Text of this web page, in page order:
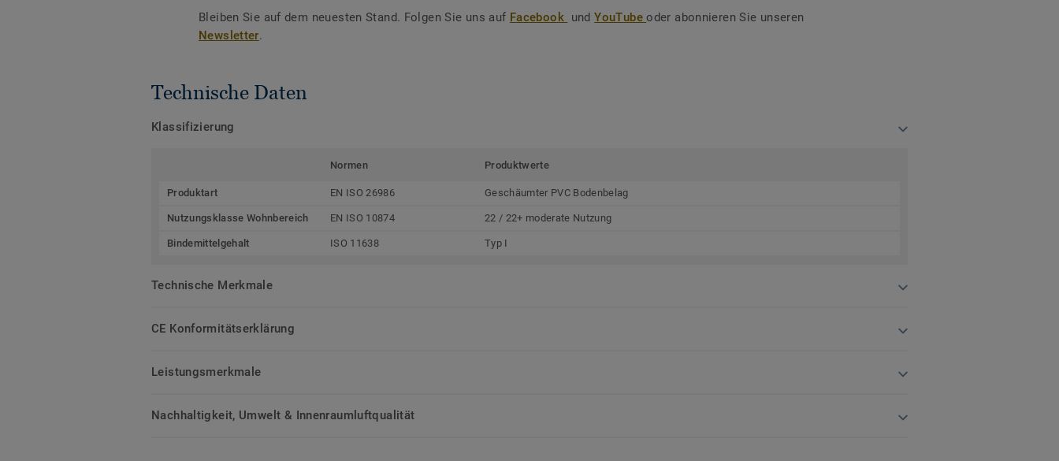
Bleiben Sie auf dem neuesten Stand. Folgen Sie uns auf Facebook undYouTubeoder abonnieren Sie unseren
Newsletter.
Technische Daten
Klassifizierung
Normen Produktwerte
Produktart EN ISO 26986 Geschäumter PVC Bodenbelag
Nutzungsklasse Wohnbereich EN ISO 10874 22 / 22+ moderate Nutzung
Bindemittelgehalt ISO 11638 Typ I
Technische Merkmale
CE Konformitätserklärung
Leistungsmerkmale
Nachhaltigkeit, Umwelt & Innenraumluftqualität